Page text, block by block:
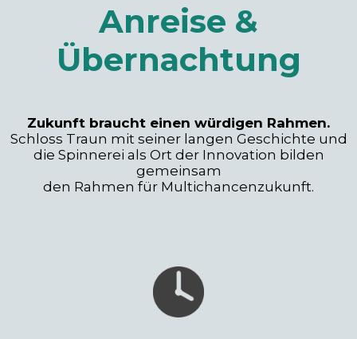
Anreise &
Übernachtung
Zukunft braucht einen würdigen Rahmen.
Schloss Traun mit seiner langen Geschichte und
die Spinnerei als Ort der Innovation bilden
gemeinsam
den Rahmen für Multichancenzukunft.